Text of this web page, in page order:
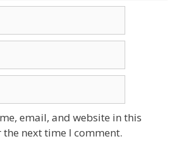
email, and website in this
next time I comment.